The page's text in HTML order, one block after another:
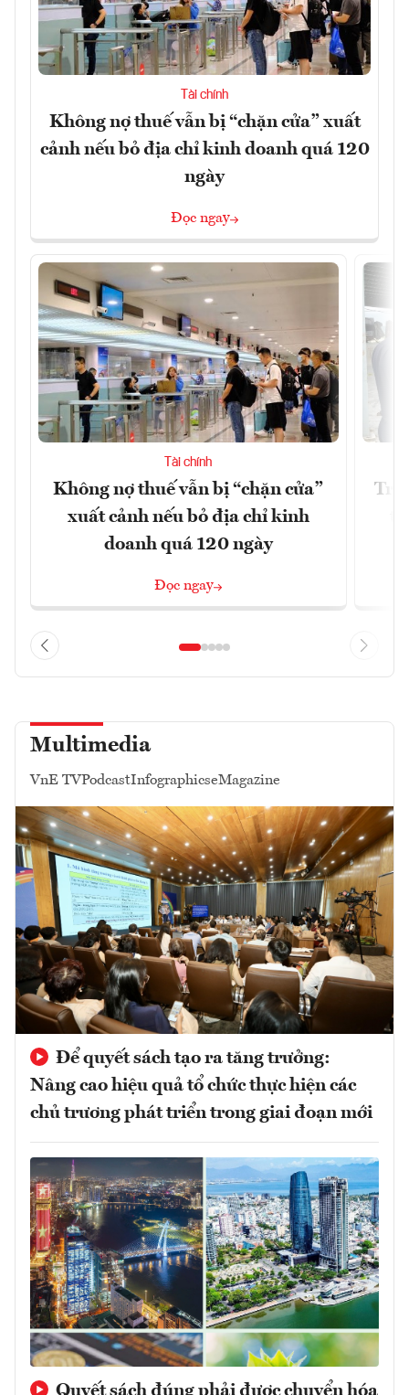
Tài chính
Không nợ thuế vẫn bị “chặn cửa” xuất
cảnh nếu bỏ địa chỉ kinh doanh quá 120
ngày
Đọc ngay
Tài chính
Không nợ thuế vẫn bị “chặn cửa”
xuất cảnh nếu bỏ địa chỉ kinh
doanh quá 120 ngày
Đọc ngay
Multimedia
VnE TVPodcastInfographicseMagazine
Để quyết sách tạo ra tăng trưởng:
Nâng cao hiệu quả tổ chức thực hiện các
chủ trương phát triển trong giai đoạn mới
Quyết sách đúng phải được chuyển hóa